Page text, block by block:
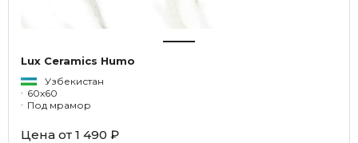
Lux Ceramics Humo
Узбекистан
60x60
Под мрамор
Цена от 1 490 ₽